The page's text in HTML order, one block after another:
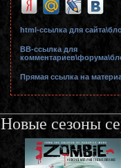
html-cсылка для
BB-cсылка для
Прямая ссылка на
Новые сезоны